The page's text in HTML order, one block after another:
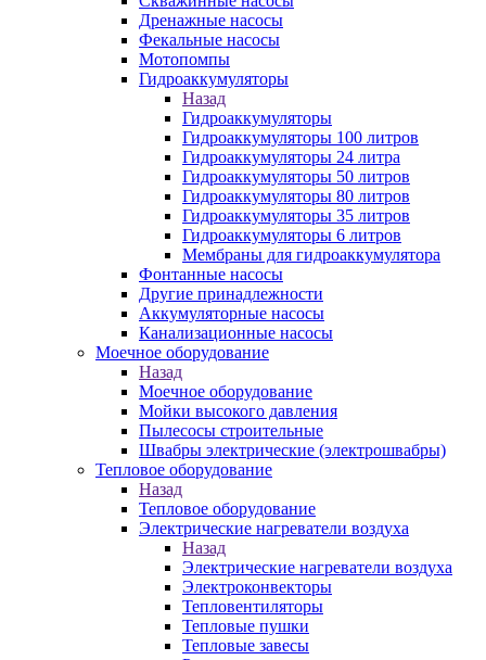
Дренажные насосы
Фекальные насосы
Мотопомпы
Гидроаккумуляторы
Назад
Гидроаккумуляторы
Гидроаккумуляторы 100 литров
Гидроаккумуляторы 24 литра
Гидроаккумуляторы 50 литров
Гидроаккумуляторы 80 литров
Гидроаккумуляторы 35 литров
Гидроаккумуляторы 6 литров
Мембраны для гидроаккумулятора
Фонтанные насосы
Другие принадлежности
Аккумуляторные насосы
Канализационные насосы
Моечное оборудование
Назад
Моечное оборудование
Мойки высокого давления
Пылесосы строительные
Швабры электрические (электрошвабры)
Тепловое оборудование
Назад
Тепловое оборудование
Электрические нагреватели воздуха
Назад
Электрические нагреватели воздуха
Электроконвекторы
Тепловентиляторы
Тепловые пушки
Тепловые завесы